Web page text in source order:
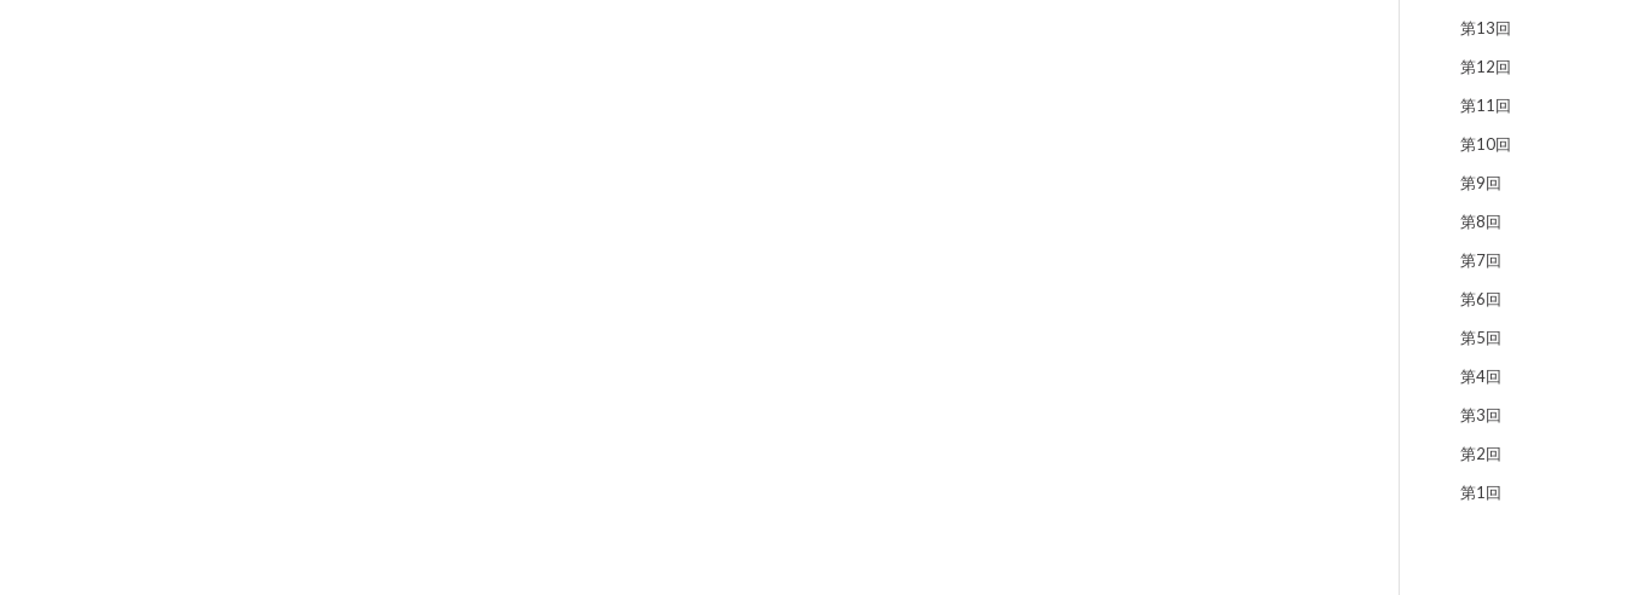
第13回
第12回
第11回
第10回
第9回
第8回
第7回
第6回
第5回
第4回
第3回
第2回
第1回